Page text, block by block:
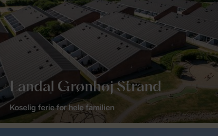
Landal Grønhøj Strand
Koselig ferie for hele familien